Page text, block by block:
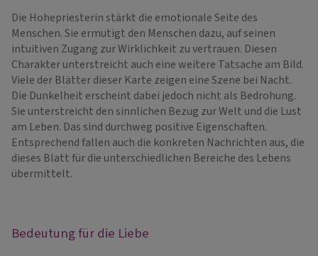
Die Hohepriesterin stärkt die emotionale Seite des
Menschen. Sie ermutigt den Menschen dazu, auf seinen
intuitiven Zugang zur Wirklichkeit zu vertrauen. Diesen
Charakter unterstreicht auch eine weitere Tatsache am Bild.
Viele der Blätter dieser Karte zeigen eine Szene bei Nacht.
Die Dunkelheit erscheint dabei jedoch nicht als Bedrohung.
Sie unterstreicht den sinnlichen Bezug zur Welt und die Lust
am Leben. Das sind durchweg positive Eigenschaften.
Entsprechend fallen auch die konkreten Nachrichten aus, die
dieses Blatt für die unterschiedlichen Bereiche des Lebens
übermittelt.
Bedeutung für die Liebe